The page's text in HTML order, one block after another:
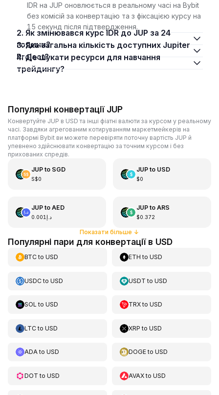
IDR на JUP оновлюється в реальному часі на Bybit
без комісій за конвертацію та з фіксацією курсу на
15 секунд після підтвердження.
2. Як змінювався курс IDR до JUP за 24
години?
3. Яка загальна кількість доступних Jupiter
Project?
4. Де шукати ресурси для навчання
трейдингу?
Популярні конвертації JUP
Конвертуйте JUP в USD та інші фіатні валюти за курсом у реальному
часі. Завдяки агрегованим котируванням маркетмейкерів на
платформі Bybit ви можете перевіряти поточну вартість JUP й
упевнено здійснювати конвертацію за точним курсом і без
прихованих спредів.
JUPto SGD
S$0
JUPto USD
$0
JUPto AED
د.إ0.001
JUPto ARS
$0.372
Показати більше ↓
Популярні пари для конвертації в USD
BTCto USD ETH toUSD
USDCto USD USDT toUSD
SOL to USD TRXtoUSD
LTCto USD XRP toUSD
ADAto USD DOGEtoUSD
DOT to USD AVAXtoUSD